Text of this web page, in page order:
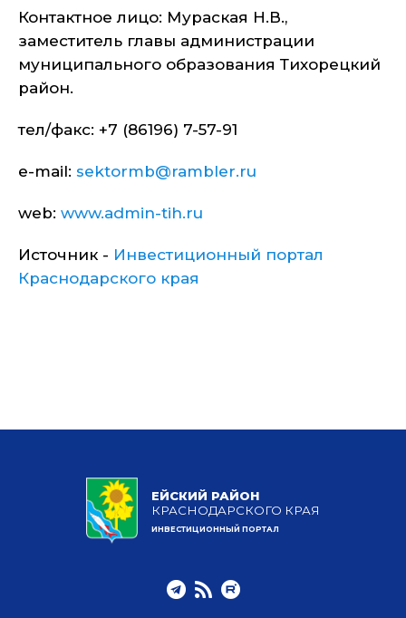
Контактное лицо: Мураская Н.В.,
заместитель главы администрации
муниципального образования Тихорецкий
район.
тел/факс: +7 (86196) 7-57-91
e-mail: sektormb@rambler.ru
web: www.admin-tih.ru
Источник - Инвестиционный портал
Краснодарского края
ЕЙСКИЙ РАЙОН
КРАСНОДАРСКОГО КРАЯ
ИНВЕСТИЦИОННЫЙ ПОРТАЛ